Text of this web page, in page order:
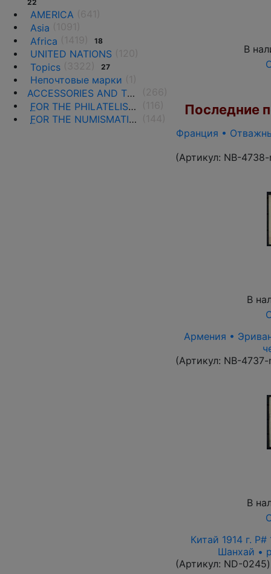
22
AMERICA
Asia
Africa
18
UNITED NATIONS
Topics
27
Непочтовые марки
ACCESSORIES AND THE LITERATURE
FOR THE PHILATELISTS
FOR THE NUMISMATISTS
В
Последние
Франция •
(Артикул: NB-4738-
В
Армения •
(Артикул: NB-4737-
В
Китай 1914 г.
Шанхай •
(Артикул: ND-0245)